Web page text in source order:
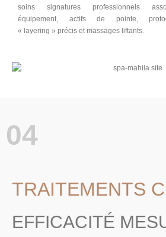
soins signatures professionnels
équipement, actifs de pointe,
« layering » précis et massages liftants.
04
TRAITEMENTS
EFFICACITÉ